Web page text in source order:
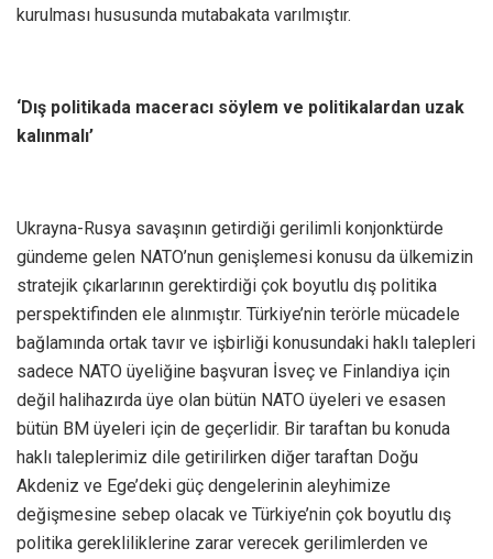
kurulması hususunda mutabakata varılmıştır.
‘Dış politikada maceracı söylem ve politikalardan uzak
kalınmalı’
Ukrayna-Rusya savaşının getirdiği gerilimli konjonktürde
gündeme gelen NATO’nun genişlemesi konusu da ülkemizin
stratejik çıkarlarının gerektirdiği çok boyutlu dış politika
perspektifinden ele alınmıştır. Türkiye’nin terörle mücadele
bağlamında ortak tavır ve işbirliği konusundaki haklı talepleri
sadece NATO üyeliğine başvuran İsveç ve Finlandiya için
değil halihazırda üye olan bütün NATO üyeleri ve esasen
bütün BM üyeleri için de geçerlidir. Bir taraftan bu konuda
haklı taleplerimiz dile getirilirken diğer taraftan Doğu
Akdeniz ve Ege’deki güç dengelerinin aleyhimize
değişmesine sebep olacak ve Türkiye’nin çok boyutlu dış
politika gerekliliklerine zarar verecek gerilimlerden ve